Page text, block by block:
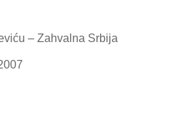
– Zahvalna Srbija